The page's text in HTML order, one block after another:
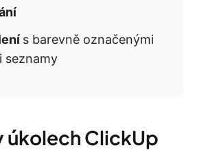
s barevně označenými
seznamy
úkolech ClickUp